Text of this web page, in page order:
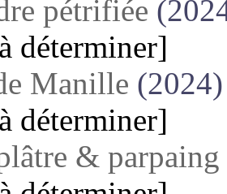
pétrifiée
déterminer]
Manille (2024)
déterminer]
& parpaing